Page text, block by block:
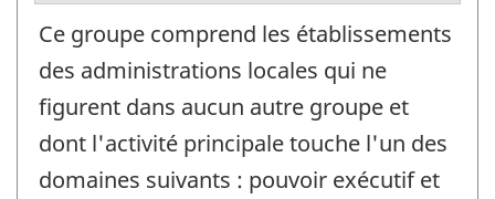
Ce groupe comprend les établissements
des administrations locales qui ne
figurent dans aucun autre groupe et
dont l'activité principale touche l'un des
domaines suivants : pouvoir exécutif et